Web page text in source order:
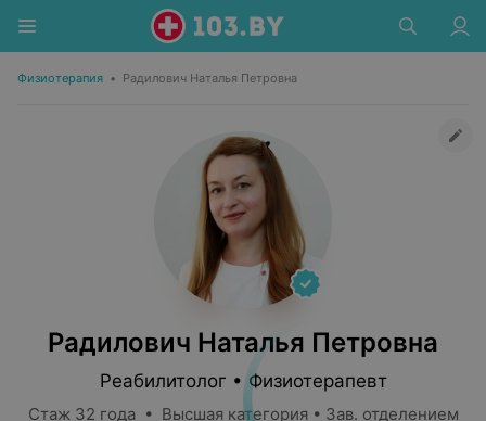
Физиотерапия • Радилович Наталья Петровна
Радилович Наталья Петровна
Реабилитолог • Физиотерапевт
Стаж 32 года • Высшая категория • Зав. отделением